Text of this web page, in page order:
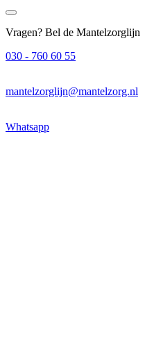
Vragen? Bel de Mantelzorglijn
030 - 760 60 55
mantelzorglijn@mantelzorg.nl
Whatsapp